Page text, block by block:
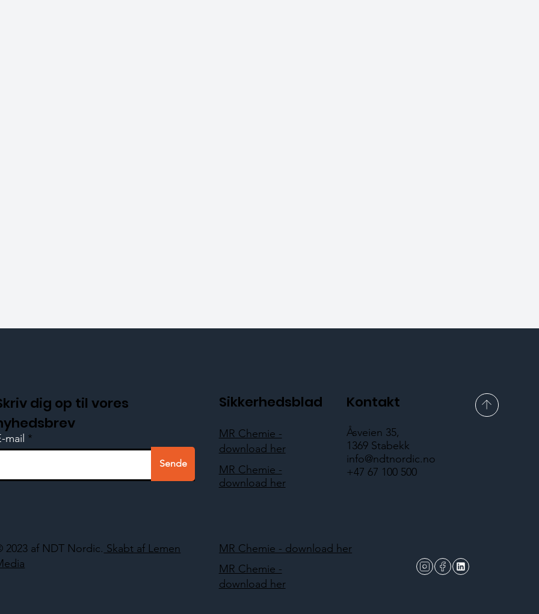
Sikkerhedsblad
MR Chemie -
download her
MR Chemie -
download her
Kontakt
Åsveien 35,
1369 Stabekk
info@ndtnordic.no
+47 67 100 500
2023 af NDT Nordic. Skabt af Lemen
dig op til vores
mail
Sende
MR Chemie - download her
MR Chemie -
download her